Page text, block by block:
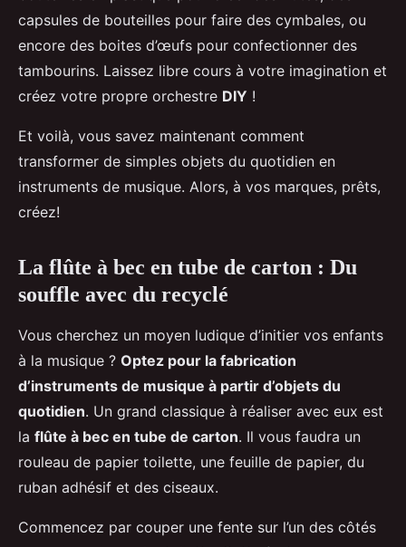
capsules de bouteilles pour faire des cymbales, ou
encore des boites d’œufs pour confectionner des
tambourins. Laissez libre cours à votre imagination et
créez votre propre orchestre DIY !
Et voilà, vous savez maintenant comment
transformer de simples objets du quotidien en
instruments de musique. Alors, à vos marques, prêts,
créez!
La flûte à bec en tube de carton : Du
souffle avec du recyclé
Vous cherchez un moyen ludique d’initier vos enfants
à la musique ? Optez pour la fabrication
d’instruments de musique à partir d’objets du
quotidien. Un grand classique à réaliser avec eux est
la flûte à bec en tube de carton. Il vous faudra un
rouleau de papier toilette, une feuille de papier, du
ruban adhésif et des ciseaux.
Commencez par couper une fente sur l’un des côtés